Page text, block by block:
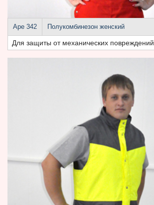
Аре 342 Полукомбинезон женский
Для защиты от механических повреждений.